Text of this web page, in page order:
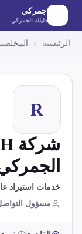
الانتقال إلى المحتوى
جمركي
دليلك الجمركي
الرئيسية
R
خدمات استيراد
مسؤول